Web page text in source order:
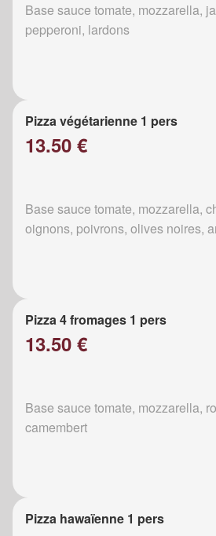
Base sauce tomate, mozzarella,
pepperoni, lardons
Pizza végétarienne 1 pers
13.50 €
Base sauce tomate, mozzarella,
oignons, poivrons, olives noires,
Pizza 4 fromages 1 pers
13.50 €
Base sauce tomate, mozzarella,
camembert
Pizza hawaïenne 1 pers